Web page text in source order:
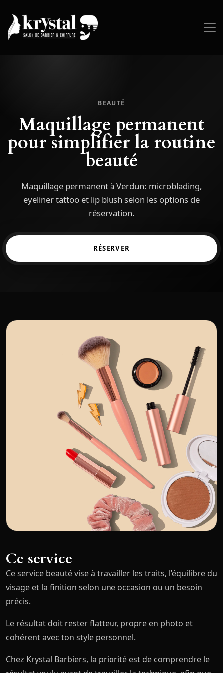
BEAUTÉ
Maquillage permanent
pour simplifier la routine
beauté
Maquillage permanent à Verdun: microblading,
eyeliner tattoo et lip blush selon les options de
réservation.
RÉSERVER
Ce service
Ce service beauté vise à travailler les traits, l’équilibre du
visage et la finition selon une occasion ou un besoin
précis.
Le résultat doit rester flatteur, propre en photo et
cohérent avec ton style personnel.
Chez Krystal Barbiers, la priorité est de comprendre le